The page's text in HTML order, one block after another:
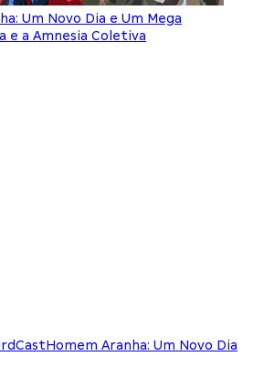
Um Novo Dia e Um Mega
e a Amnesia Coletiva
Homem Aranha: Um Novo Dia